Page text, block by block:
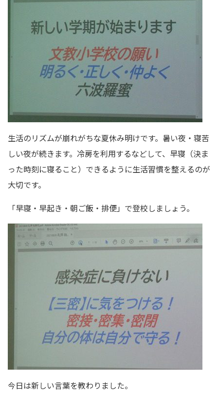
生活のリズムが崩れがちな夏休み明けです。暑い夜・寝苦
しい夜が続きます。冷房を利用するなどして、早寝（決ま
った時刻に寝ること）できるように生活習慣を整えるのが
大切です。
「早寝・早起き・朝ご飯・排便」で登校しましょう。
今日は新しい言葉を教わりました。